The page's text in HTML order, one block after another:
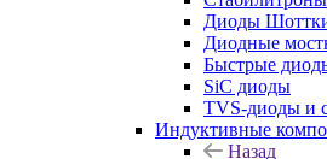
Диоды
Диодные
Быстрые
SiC диоды
TVS-диоды и
Индуктивные
Назад